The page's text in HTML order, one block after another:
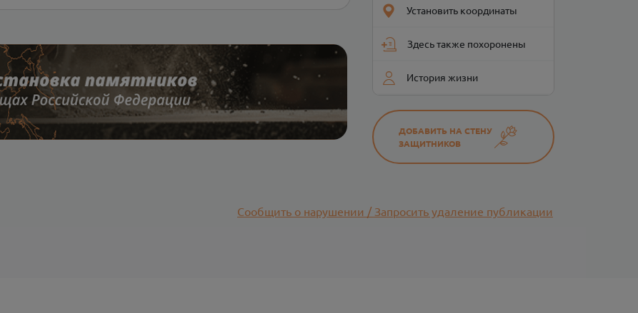
Установить координаты
Здесь также похоронены
История жизни
ДОБАВИТЬ НА СТЕНУ
ЗАЩИТНИКОВ
Сообщить о нарушении / Запросить удаление публикации